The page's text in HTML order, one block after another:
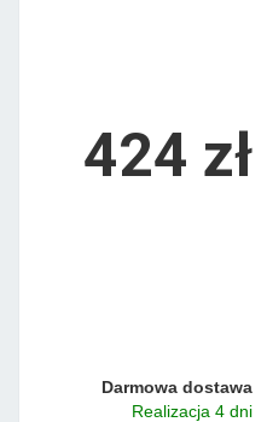
424 zł
Darmowa dostawa
Realizacja 4 dni